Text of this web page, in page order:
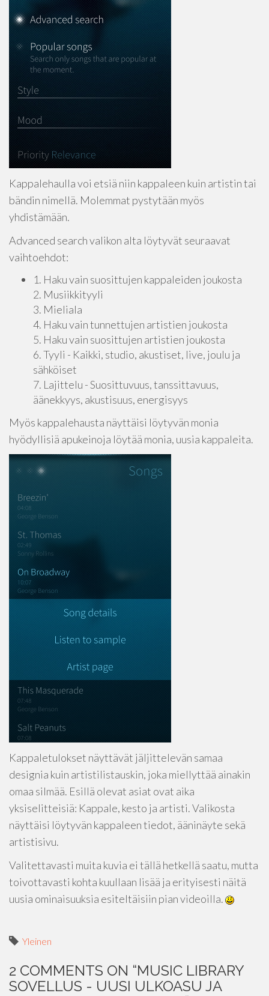
Kappalehaulla voi etsiä niin kappaleen kuin artistin tai
bändin nimellä. Molemmat pystytään myös
yhdistämään.
Advanced search valikon alta löytyvät seuraavat
vaihtoehdot:
1. Haku vain suosittujen kappaleiden joukosta
2. Musiikkityyli
3. Mieliala
4. Haku vain tunnettujen artistien joukosta
5. Haku vain suosittujen artistien joukosta
6. Tyyli - Kaikki, studio, akustiset, live, joulu ja
sähköiset
7. Lajittelu - Suosittuvuus, tanssittavuus,
äänekkyys, akustisuus, energisyys
Myös kappalehausta näyttäisi löytyvän monia
hyödyllisiä apukeinoja löytää monia, uusia kappaleita.
Kappaletulokset näyttävät jäljittelevän samaa
designia kuin artistilistauskin, joka miellyttää ainakin
omaa silmää. Esillä olevat asiat ovat aika
yksiselitteisiä: Kappale, kesto ja artisti. Valikosta
näyttäisi löytyvän kappaleen tiedot, ääninäyte sekä
artistisivu.
Valitettavasti muita kuvia ei tällä hetkellä saatu, mutta
toivottavasti kohta kuullaan lisää ja erityisesti näitä
uusia ominaisuuksia esiteltäisiin pian videoilla.
Yleinen
2 COMMENTS ON “MUSIC LIBRARY
SOVELLUS - UUSI ULKOASU JA